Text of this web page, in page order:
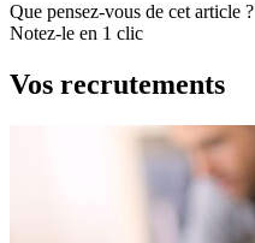
Que pensez-vous de cet article ?
Notez-le en 1 clic
Vos recrutements